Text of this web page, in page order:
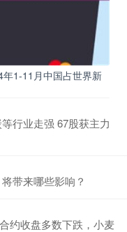
1-11月中国占世界新
行业走强 67股获主力
带来哪些影响？
约收盘多数下跌，小麦